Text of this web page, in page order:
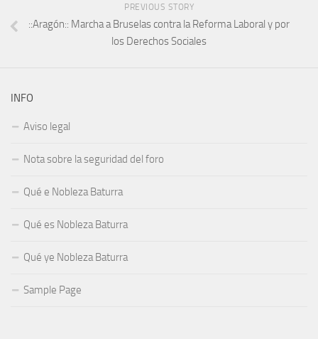
PREVIOUS STORY
::Aragón:: Marcha a Bruselas contra la Reforma Laboral y por
los Derechos Sociales
INFO
Aviso legal
Nota sobre la seguridad del foro
Qué e Nobleza Baturra
Qué es Nobleza Baturra
Qué ye Nobleza Baturra
Sample Page